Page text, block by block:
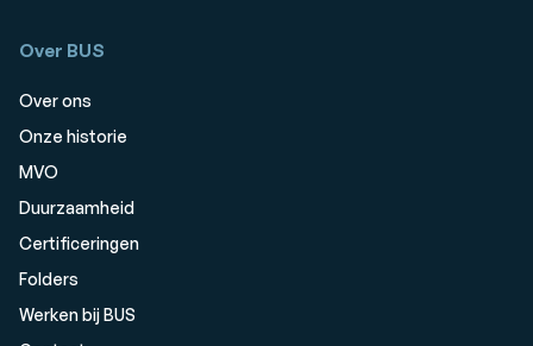
Over BUS
Over ons
Onze historie
MVO
Duurzaamheid
Certificeringen
Folders
Werken bij BUS